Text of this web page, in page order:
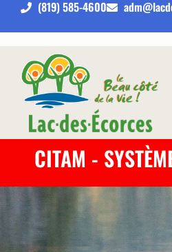
(819) 585-4600
CITAM -